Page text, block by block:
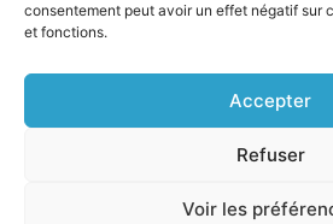
consentement peut avoir un effet négatif sur
et fonctions.
Accepter
Refuser
Voir les